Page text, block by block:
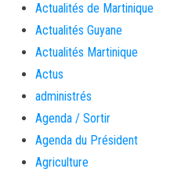
Actualités de Martinique
Actualités Guyane
Actualités Martinique
Actus
administrés
Agenda / Sortir
Agenda du Président
Agriculture